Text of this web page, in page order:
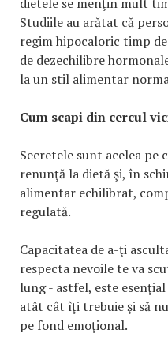
Studiile au arătat că
regim hipocaloric timp
de dezechilibre
la un stil alimentar
Cum scapi din cercul
Secretele sunt acelea pe
renunţă la dietă şi, în
alimentar echilibrat,
regulată.
Capacitatea de a-ţi
respecta nevoile te va
lung - astfel, este
atât cât îţi trebuie şi să
pe fond emoţional.